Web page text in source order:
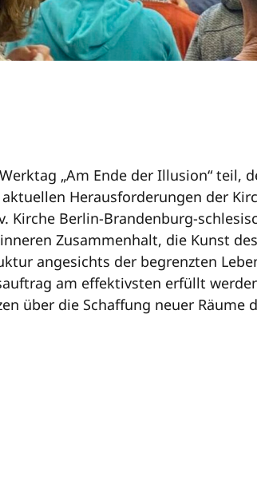
„Am Ende der Illusion“ teil,
Herausforderungen der
Kirche Berlin-Brandenburg-
Zusammenhalt, die Kunst
angesichts der begrenzten
am effektivsten erfüllt
über die Schaffung neuer Räume